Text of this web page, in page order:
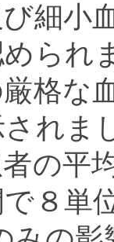
細小
られ
格な
れま
の平
８単